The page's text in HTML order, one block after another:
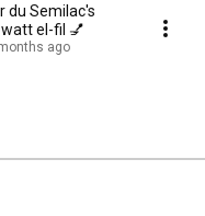
du Semilac's
populære 24 watt el-fil 💅
ago